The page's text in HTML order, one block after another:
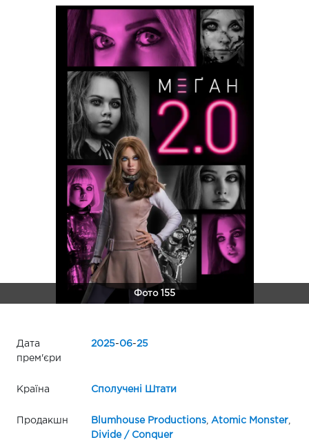
Фото 155
Дата
прем'єри
2025-06-25
Країна Сполучені Штати
Продакшн Blumhouse Productions, Atomic Monster,
Divide / Conquer